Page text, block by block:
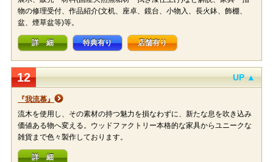
物の修理受付、作品紹介(文机、座卓、鏡台、小物入、長火鉢、飾棚、
盆、煙草盆等)等。
詳 細 特典有り 店舗有り
12 UP ▲
『我流慕』
流木を使用し、その素材の持つ魅力を損なわずに、新たな息を吹き込み
価値ある物へ変える。ウッドファクトリー本格的な家具からユニークな
雑貨まで色々製作しております。
詳 細